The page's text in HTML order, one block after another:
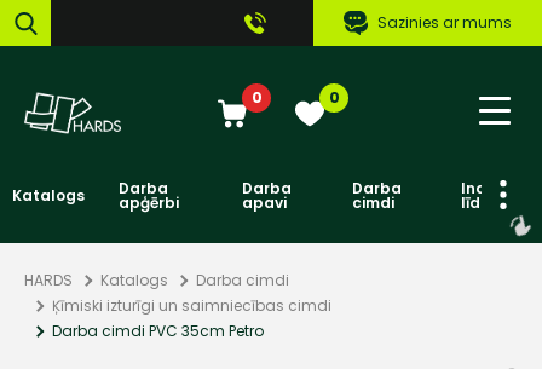
Sazinies ar mums
0 0
Katalogs Darba
apģērbi
Darba
apavi
Darba
cimdi līdzekļi
HARDS Katalogs
Darba cimdi
Ķīmiski izturīgi un saimniecības cimdi
Darba cimdi PVC 35cm Petro